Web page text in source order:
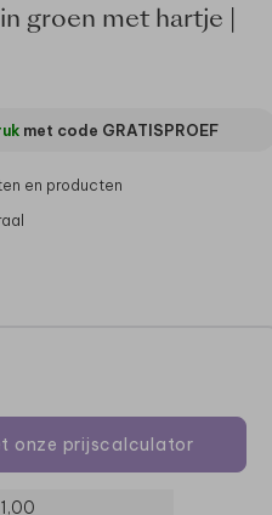
groen met hartje |
met code GRATISPROEF
en producten
onze prijscalculator